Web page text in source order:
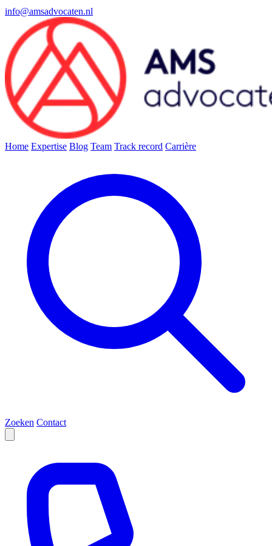
info@amsadvocaten.nl
Home Expertise Blog Team Track record Carrière
Zoeken Contact